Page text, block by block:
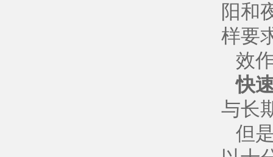
阳和
样要
效
快
与长
但